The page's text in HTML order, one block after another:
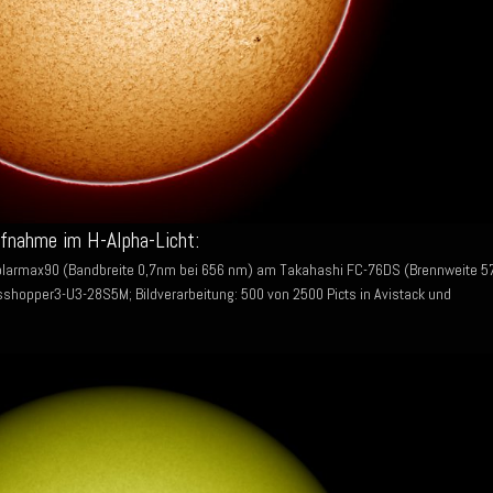
im H-Alpha-Licht:
(Bandbreite 0,7nm bei 656 nm) am Takahashi FC-76DS (Brennweite
U3-28S5M; Bildverarbeitung: 500 von 2500 Picts in Avistack und